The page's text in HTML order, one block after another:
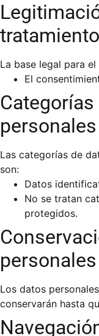
La base legal para
El
personales
Las categorías de
son:
Datos
No se tratan
protegidos.
personales
Los datos
conservarán hasta